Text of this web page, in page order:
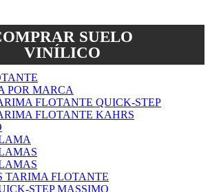
SUELO
VINÍLICO
POR MARCA
FLOTANTE QUICK-STEP
FLOTANTE KAHRS
TARIMA FLOTANTE
STEP MASSIMO